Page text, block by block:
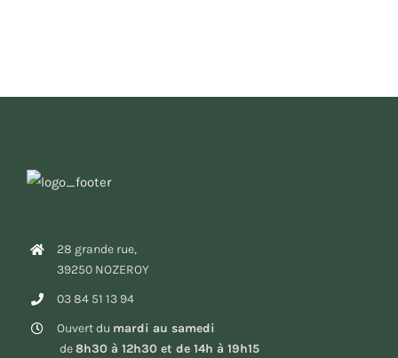
28 grande rue,
39250 NOZEROY
03 84 51 13 94
Ouvert du mardi au samedi
de8h30 à 12h30 et de 14h à 19h15